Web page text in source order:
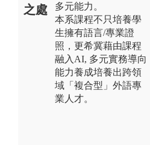
之處
多元能力。
本系課程不只培養學
生擁有語言/專業證
照，更希冀藉由課程
融入AI, 多元實務導向
能力養成培養出跨領
域「複合型」外語專
業人才。